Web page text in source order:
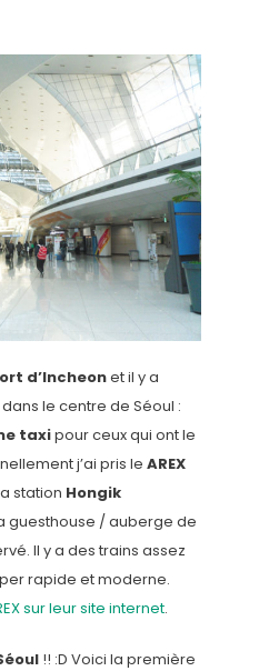
d’Incheonet il y a
le centre de Séoul :
taxipour ceux qui ont le
j’ai pris le AREX
station Hongik
guesthouse / auberge de
Il y a des trains assez
rapide et moderne.
sur leur site internet.
!! :D Voici la première